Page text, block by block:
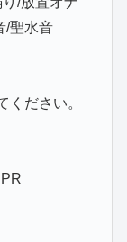
/聖水音
ください。